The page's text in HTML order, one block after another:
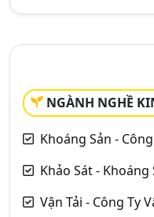
NGÀNH NGHỀ
Khoáng Sản -
Khảo Sát - Khoáng
Vận Tải - Công Ty